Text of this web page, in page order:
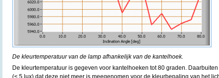
De kleurtemperatuur van de lamp afhankelijk van de kantelhoek.
De kleurtemperatuur is gegeven voor kantelhoeken tot 80 graden.
(< 5 lux) dat deze niet meer is meegenomen voor de kleurbepaling van het